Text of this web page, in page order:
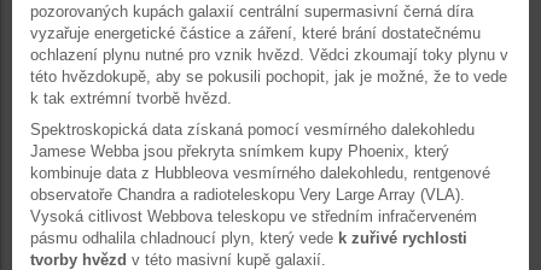
pozorovaných kupách galaxií centrální supermasivní černá díra
vyzařuje energetické částice a záření, které brání dostatečnému
ochlazení plynu nutné pro vznik hvězd. Vědci zkoumají toky plynu v
této hvězdokupě, aby se pokusili pochopit, jak je možné, že to vede
k tak extrémní tvorbě hvězd.
Spektroskopická data získaná pomocí vesmírného dalekohledu
Jamese Webba jsou překryta snímkem kupy Phoenix, který
kombinuje data z Hubbleova vesmírného dalekohledu, rentgenové
observatoře Chandra a radioteleskopu Very Large Array (VLA).
Vysoká citlivost Webbova teleskopu ve středním infračerveném
pásmu odhalila chladnoucí plyn, který vede k zuřivé rychlosti
tvorby hvězd v této masivní kupě galaxií.